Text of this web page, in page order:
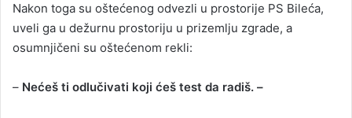
Nakon toga su oštećenog odvezli u prostorije PS Bileća,
uveli ga u dežurnu prostoriju u prizemlju zgrade, a
osumnjičeni su oštećenom rekli:
– Nećeš ti odlučivati koji ćeš test da radiš. –